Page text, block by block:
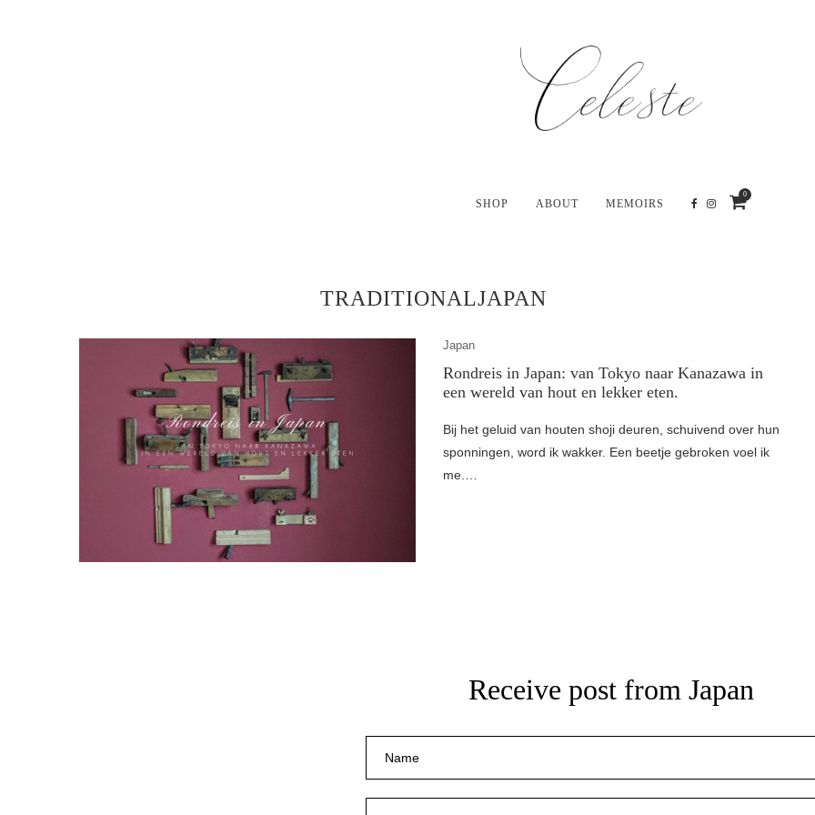
SHOP ABOUT MEMOIRS
0
TRADITIONALJAPAN
Japan
Rondreis in Japan: van Tokyo naar Kanazawa in
een wereld van hout en lekker eten.
Bij het geluid van houten shoji deuren, schuivend over hun
sponningen, word ik wakker. Een beetje gebroken voel ik
me.…
Receive post from Japan